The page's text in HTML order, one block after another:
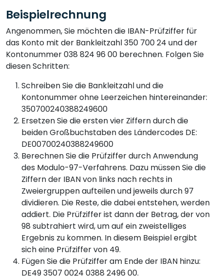
Beispielrechnung
Angenommen, Sie möchten die IBAN-Prüfziffer für
das Konto mit der Bankleitzahl 350 700 24 und der
Kontonummer 038 824 96 00 berechnen. Folgen Sie
diesen Schritten:
Schreiben Sie die Bankleitzahl und die
Kontonummer ohne Leerzeichen hintereinander:
350700240388249600
Ersetzen Sie die ersten vier Ziffern durch die
beiden Großbuchstaben des Ländercodes DE:
DE00700240388249600
Berechnen Sie die Prüfziffer durch Anwendung
des Modulo-97-Verfahrens. Dazu müssen Sie die
Ziffern der IBAN von links nach rechts in
Zweiergruppen aufteilen und jeweils durch 97
dividieren. Die Reste, die dabei entstehen, werden
addiert. Die Prüfziffer ist dann der Betrag, der von
98 subtrahiert wird, um auf ein zweistelliges
Ergebnis zu kommen. In diesem Beispiel ergibt
sich eine Prüfziffer von 49.
Fügen Sie die Prüfziffer am Ende der IBAN hinzu:
DE49 3507 0024 0388 2496 00.